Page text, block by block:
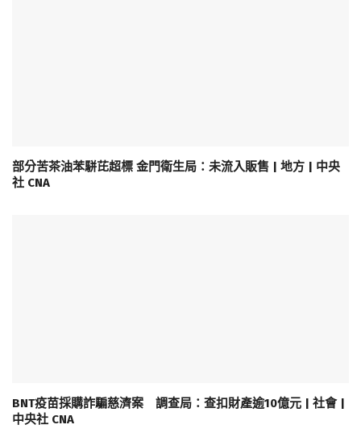
部分苦茶油苯駢芘超標 金門衛生局：未流入販售 | 地方 | 中央
社 CNA
BNT疫苗採購詐騙慈濟案 調查局：查扣財產逾10億元 | 社會 |
中央社 CNA